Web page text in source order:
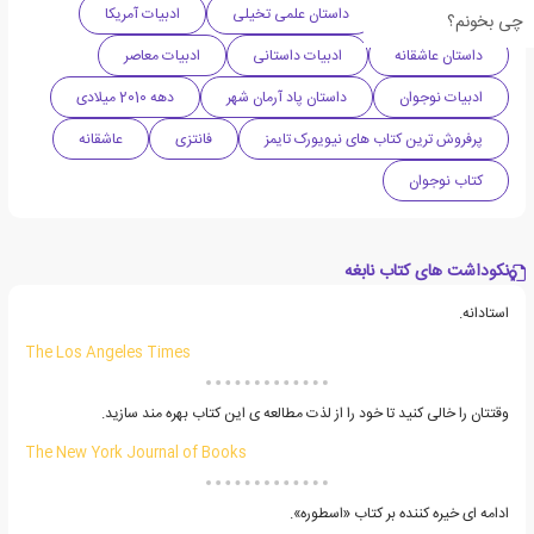
چی بخونم؟داستان فانتزی داستان علمی تخیلی
ادبیات آمریکا
داستان عاشقانه
ادبیات داستانی
ادبیات معاصر
ادبیات نوجوان
داستان پاد آرمان شهر
دهه 2010 میلادی
پرفروش ترین کتاب های نیویورک تایمز
فانتزی
عاشقانه
کتاب نوجوان
نکوداشت های کتاب نابغه
استادانه.
The Los Angeles Times
وقتتان را خالی کنید تا خود را از لذت مطالعه ی این کتاب بهره مند سازید.
The New York Journal of Books
ادامه ای خیره کننده بر کتاب «اسطوره».